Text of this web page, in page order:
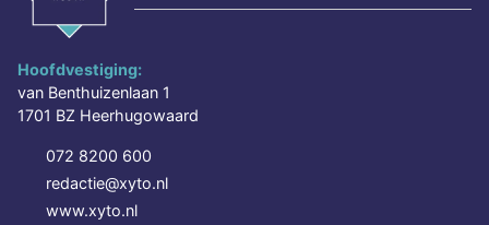
Hoofdvestiging:
van Benthuizenlaan 1
1701 BZ Heerhugowaard
072 8200 600
redactie@xyto.nl
www.xyto.nl